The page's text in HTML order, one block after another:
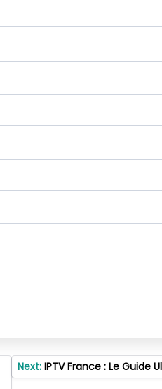
Next: IPTV France : Le Guide